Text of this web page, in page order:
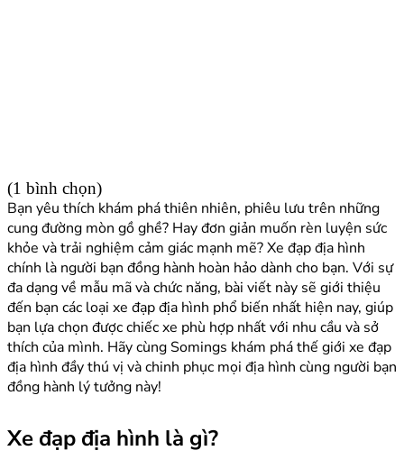
(1 bình chọn)
Bạn yêu thích khám phá thiên nhiên, phiêu lưu trên những
cung đường mòn gồ ghề? Hay đơn giản muốn rèn luyện sức
khỏe và trải nghiệm cảm giác mạnh mẽ? Xe đạp địa hình
chính là người bạn đồng hành hoàn hảo dành cho bạn. Với sự
đa dạng về mẫu mã và chức năng, bài viết này sẽ giới thiệu
đến bạn các loại xe đạp địa hình phổ biến nhất hiện nay, giúp
bạn lựa chọn được chiếc xe phù hợp nhất với nhu cầu và sở
thích của mình. Hãy cùng Somings khám phá thế giới xe đạp
địa hình đầy thú vị và chinh phục mọi địa hình cùng người bạn
đồng hành lý tưởng này!
Xe đạp địa hình là gì?